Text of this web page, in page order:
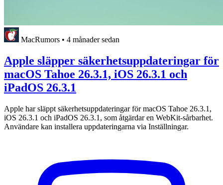
MacRumors • 4 månader sedan
Apple släpper säkerhetsuppdateringar för
macOS Tahoe 26.3.1, iOS 26.3.1 och
iPadOS 26.3.1
Apple har släppt säkerhetsuppdateringar för macOS Tahoe 26.3.1,
iOS 26.3.1 och iPadOS 26.3.1, som åtgärdar en WebKit-sårbarhet.
Användare kan installera uppdateringarna via Inställningar.